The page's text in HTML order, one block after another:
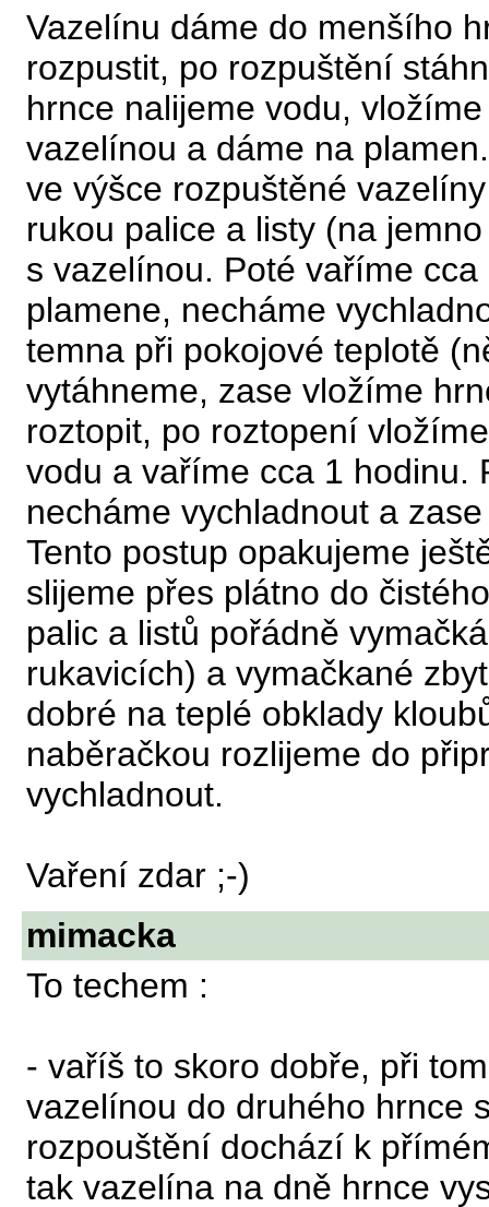
Vazelínu dáme do menšího
rozpustit, po rozpuštění
hrnce nalijeme vodu,
vazelínou a dáme na
ve výšce rozpuštěné
rukou palice a listy (na
s vazelínou. Poté vaříme
plamene, necháme
temna při pokojové teplotě
vytáhneme, zase vložíme
roztopit, po roztopení
vodu a vaříme cca 1 hodinu.
necháme vychladnout a
Tento postup opakujeme
slijeme přes plátno do
palic a listů pořádně
rukavicích) a vymačkané
dobré na teplé obklady
naběračkou rozlijeme do
vychladnout.
Vaření zdar ;-)
mimacka
To techem :
- vaříš to skoro dobře, při
vazelínou do druhého hrnce
rozpouštění dochází k
tak vazelína na dně hrnce